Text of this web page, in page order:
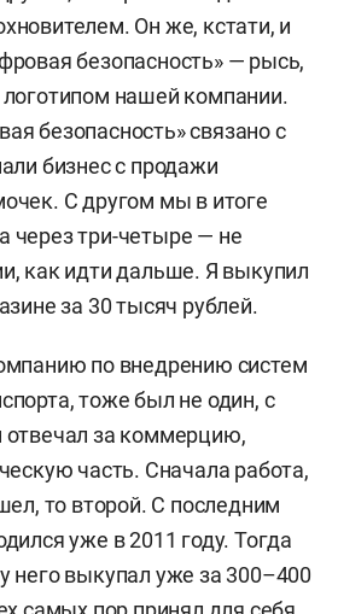
Он же, кстати, и
безопасность» — рысь,
логотипом нашей компании.
безопасность» связано с
бизнес с продажи
С другом мы в итоге
через три-четыре — не
как идти дальше. Я выкупил
за 30 тысяч рублей.
по внедрению систем
тоже был не один, с
отвечал за коммерцию,
часть. Сначала работа,
то второй. С последним
уже в 2011 году. Тогда
него выкупал уже за 300–400